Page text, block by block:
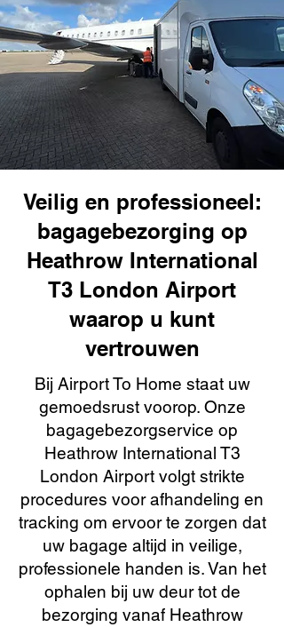
Veilig en professioneel:
bagagebezorging op
Heathrow International
T3 London Airport
waarop u kunt
vertrouwen
Bij Airport To Home staat uw
gemoedsrust voorop. Onze
bagagebezorgservice op
Heathrow International T3
London Airport volgt strikte
procedures voor afhandeling en
tracking om ervoor te zorgen dat
uw bagage altijd in veilige,
professionele handen is. Van het
ophalen bij uw deur tot de
bezorging vanaf Heathrow